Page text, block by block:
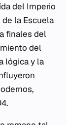
del Imperio
la Escuela
finales del
del
lógica y la